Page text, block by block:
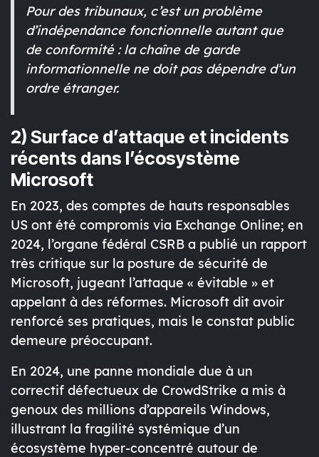
Pour des tribunaux, c’est un problème
d’indépendance fonctionnelleautant que
de conformité : la chaîne de garde
informationnelle ne doit pas dépendre d’un
ordre étranger.
2) Surface d’attaque et incidents
récents dans l’écosystème
Microsoft
En 2023, des comptes de hauts responsables
US ont été compromis via Exchange Online; en
2024, l’organe fédéral CSRB a publié un rapport
très critique sur la posture de sécurité de
Microsoft, jugeant l’attaque « évitable » et
appelant à des réformes. Microsoft dit avoir
renforcé ses pratiques, mais le constat public
demeure préoccupant.
En 2024, une panne mondiale due à un
correctif défectueux de CrowdStrike a mis à
genoux des millions d’appareils Windows,
illustrant la fragilité systémique d’un
écosystème hyper-concentré autour de